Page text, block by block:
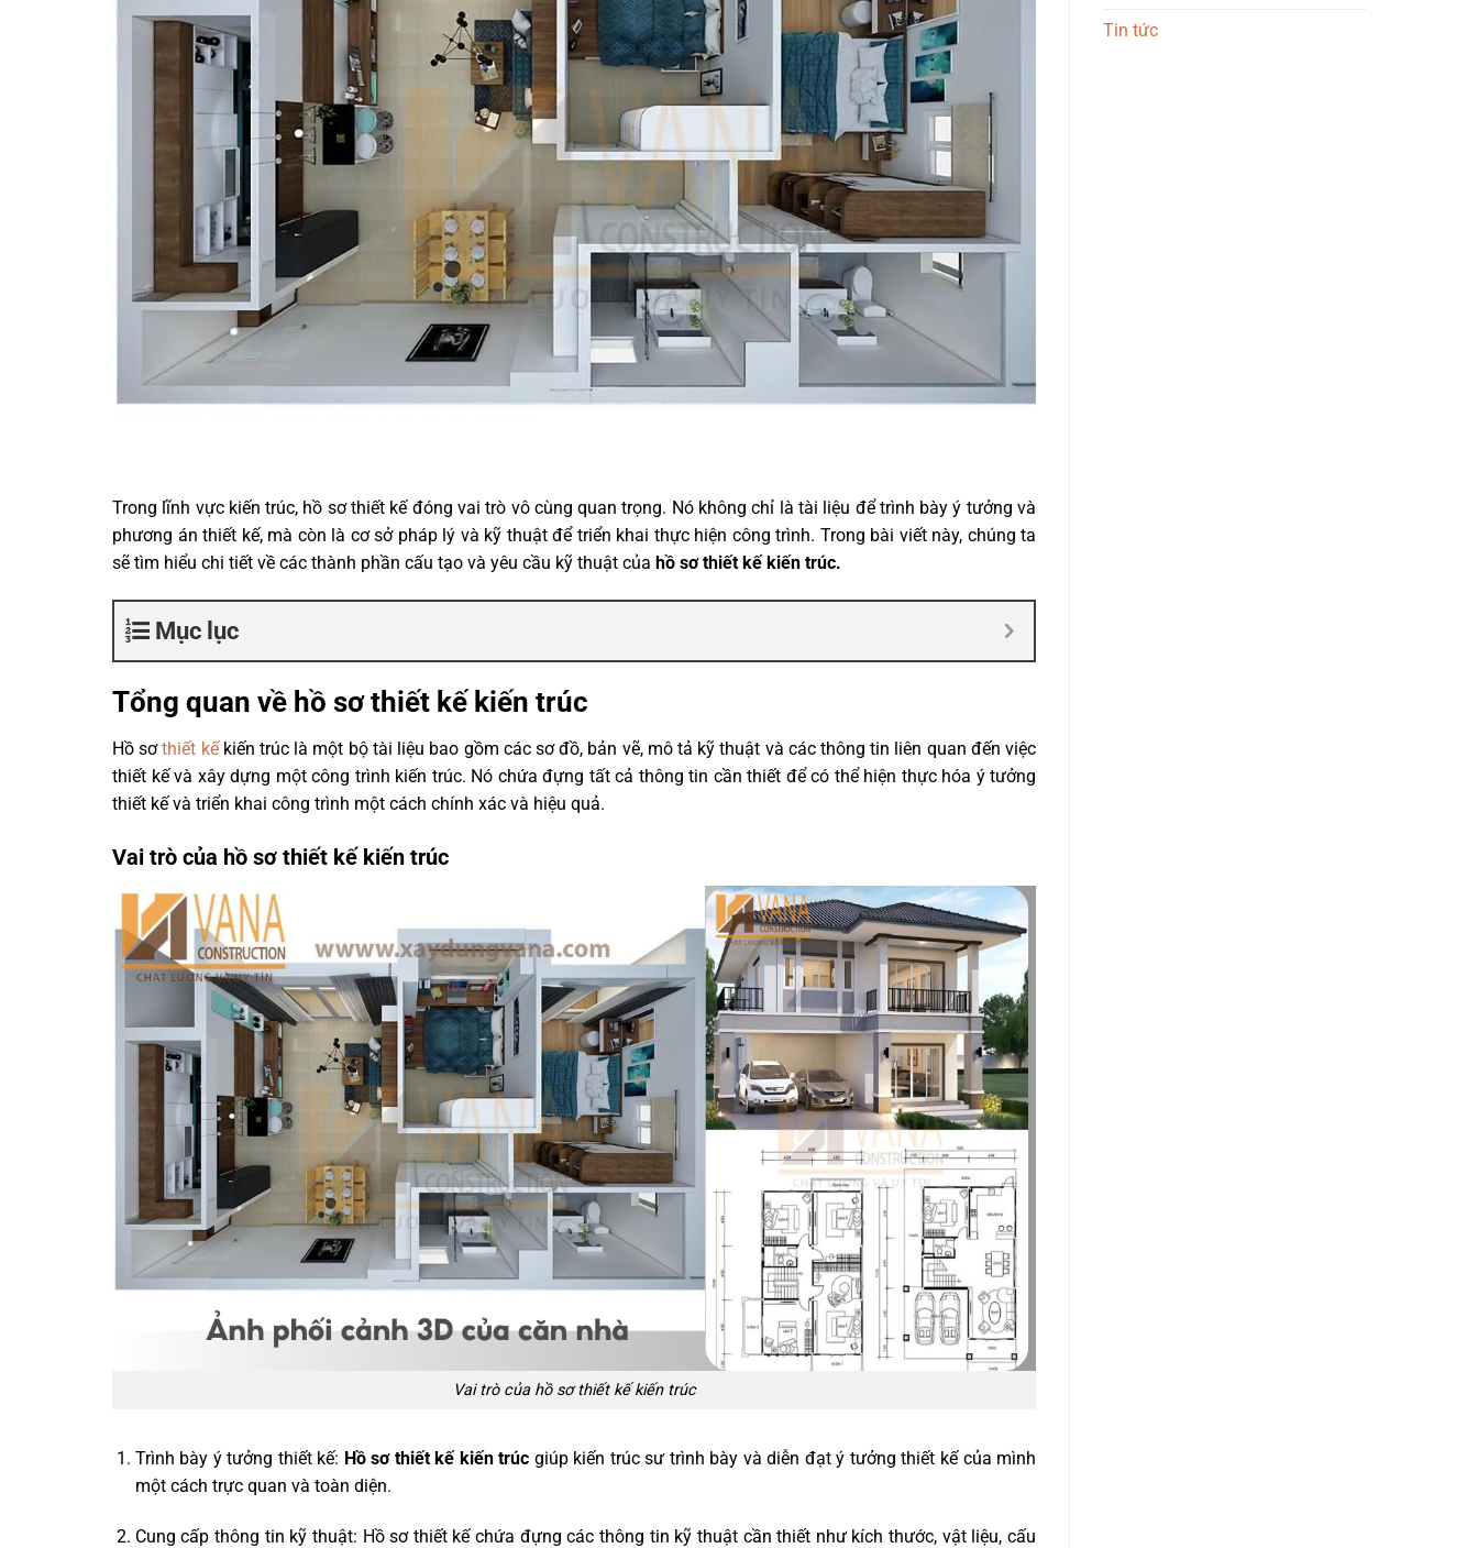
Trong lĩnh vực kiến trúc, hồ sơ thiết kế đóng vai trò vô cùng quan trọng. Nó không chỉ là tài liệu để trình bày ý tưởng và
phương án thiết kế, mà còn là cơ sở pháp lý và kỹ thuật để triển khai thực hiện công trình. Trong bài viết này, chúng ta
sẽ tìm hiểu chi tiết về các thành phần cấu tạo và yêu cầu kỹ thuật của hồ sơ thiết kế kiến trúc.
Mục lục
Tổng quan về hồ sơ thiết kế kiến trúc
Hồ sơthiết kếkiến trúc là một bộ tài liệu bao gồm các sơ đồ, bản vẽ, mô tả kỹ thuật và các thông tin liên quan đến việc
thiết kế và xây dựng một công trình kiến trúc. Nó chứa đựng tất cả thông tin cần thiết để có thể hiện thực hóa ý tưởng
thiết kế và triển khai công trình một cách chính xác và hiệu quả.
Vai trò của hồ sơ thiết kế kiến trúc
Vai trò của hồ sơ thiết kế kiến trúc
Trình bày ý tưởng thiết kế: Hồ sơ thiết kế kiến trúc giúp kiến trúc sư trình bày và diễn đạt ý tưởng thiết kế của mình
một cách trực quan và toàn diện.
Cung cấp thông tin kỹ thuật: Hồ sơ thiết kế chứa đựng các thông tin kỹ thuật cần thiết như kích thước, vật liệu, cấu
Tin tức